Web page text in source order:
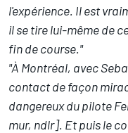
l'expérience. Il est
il se tire lui-même de
fin de course."
"À Montréal, avec
contact de façon
dangereux du pilote
mur, ndlr]. Et puis le